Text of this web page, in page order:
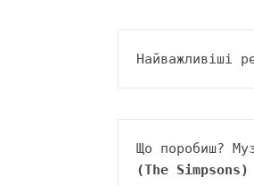
Найважливіші
Що поробиш?
(The Simpsons)